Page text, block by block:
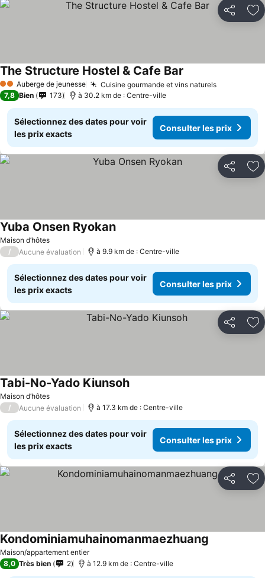
Partager
2 ÉtoilesAuberge de jeunesse Cuisine gourmande et vins naturels
The Structure Hostel & Cafe Bar
7,8 Bien 173 à 30.2 km de : Centre-ville
Sélectionnez des dates pour voir
les prix exacts
Consulter les prix
Partager
Maison d’hôtes
Yuba Onsen Ryokan
/ Aucune évaluation à 9.9 km de : Centre-ville
Sélectionnez des dates pour voir
les prix exacts
Consulter les prix
Partager
Maison d’hôtes
Tabi-No-Yado Kiunsoh
/ Aucune évaluation à 17.3 km de : Centre-ville
Sélectionnez des dates pour voir
les prix exacts
Consulter les prix
Partager
Maison/appartement entier
Kondominiamuhainomanmaezhuang
8,0 Très bien 2 à 12.9 km de : Centre-ville